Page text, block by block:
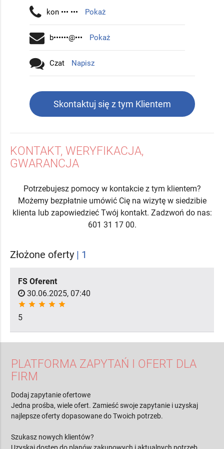
kon ••• ••• Pokaż
b••••••@••• Pokaż
Czat Napisz
Skontaktuj się z tym Klientem
KONTAKT, WERYFIKACJA,
GWARANCJA
Potrzebujesz pomocy w kontakcie z tym klientem?
Możemy bezpłatnie umówić Cię na wizytę w siedzibie
klienta lub zapowiedzieć Twój kontakt. Zadzwoń do nas:
601 31 17 00.
Złożone oferty | 1
FS Oferent
30.06.2025, 07:40
star star star star star
5
PLATFORMA ZAPYTAŃ I OFERT DLA
FIRM
Dodaj zapytanie ofertowe
Jedna prośba, wiele ofert. Zamieść swoje zapytanie i uzyskaj
najlepsze oferty dopasowane do Twoich potrzeb.
Szukasz nowych klientów?